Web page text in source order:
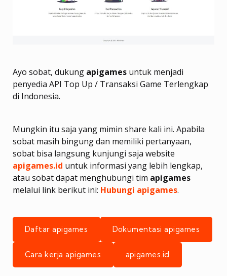
Ayo sobat, dukung apigames untuk menjadi
penyedia API Top Up / Transaksi Game Terlengkap
di Indonesia.
Mungkin itu saja yang mimin share kali ini. Apabila
sobat masih bingung dan memiliki pertanyaan,
sobat bisa langsung kunjungi saja website
apigames.id untuk informasi yang lebih lengkap,
atau sobat dapat menghubungi tim apigames
melalui link berikut ini: Hubungi apigames.
Daftar apigames Dokumentasi apigames
Cara kerja apigames apigames.id